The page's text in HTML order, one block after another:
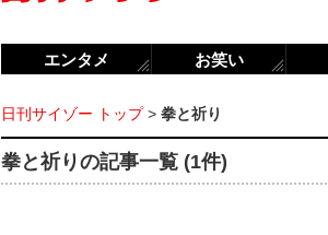
日刊サイゾー トップ> 拳と祈り
拳と祈りの記事一覧 (1件)
エンタメ お笑い